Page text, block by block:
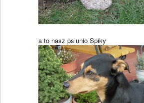
a to nasz psiunio Spiky